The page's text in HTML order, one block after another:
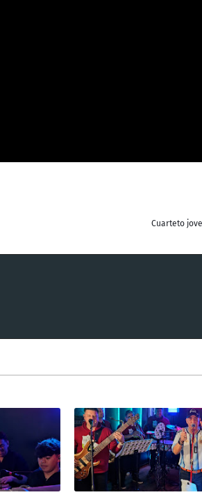
Cuarteto